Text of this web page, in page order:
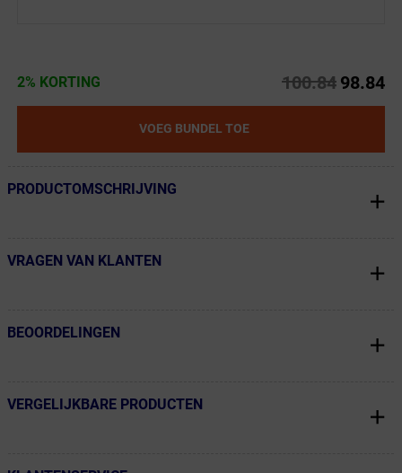
2% KORTING 100.84 98.84
VOEG BUNDEL TOE
← Terug naar productnavigatie
PRODUCTOMSCHRIJVING
← Terug naar productnavigatie
VRAGEN VAN KLANTEN
← Terug naar productnavigatie
BEOORDELINGEN
← Terug naar productnavigatie
VERGELIJKBARE PRODUCTEN